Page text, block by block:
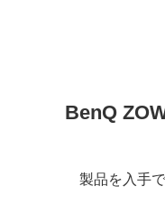
BenQ
製品を入手